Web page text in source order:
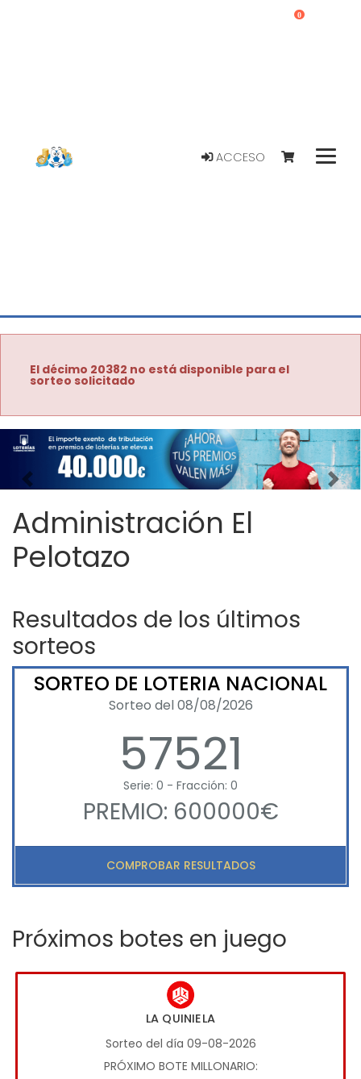
ACCESO
0
El décimo 20382 no está disponible para el
sorteo solicitado
Imagen anterior
Administración El
Pelotazo
Resultados de los últimos
sorteos
SORTEO DE LOTERIA NACIONAL
Sorteo del 08/08/2026
57521
Serie: 0 - Fracción: 0
PREMIO: 600000€
COMPROBAR RESULTADOS
Próximos botes en juego
LA QUINIELA
Sorteo del día 09-08-2026
PRÓXIMO BOTE MILLONARIO: